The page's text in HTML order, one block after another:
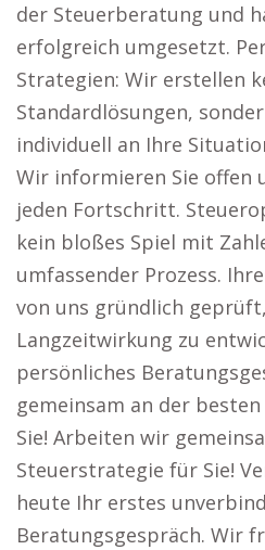
der Steuerberatung und
erfolgreich umgesetzt.
Strategien: Wir erstellen
Standardlösungen,
individuell an Ihre
Wir informieren Sie offen
jeden Fortschritt.
kein bloßes Spiel mit
umfassender Prozess.
von uns gründlich
Langzeitwirkung zu
persönliches
gemeinsam an der
Sie! Arbeiten wir
Steuerstrategie für Sie!
heute Ihr erstes
Beratungsgespräch. Wir